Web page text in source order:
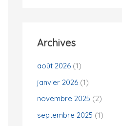
c
h
Archives
août 2026 (1)
janvier 2026 (1)
novembre 2025 (2)
septembre 2025 (1)